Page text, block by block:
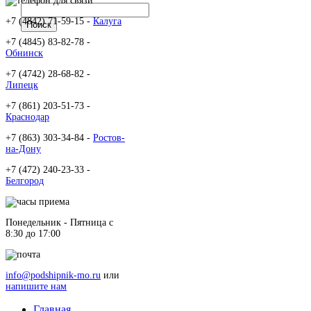
+7 (4842) 71-59-15 -Калуга
+7 (4845) 83-82-78 -
Обнинск
+7 (4742) 28-68-82 -
Липецк
+7 (861) 203-51-73 -
Краснодар
+7 (863) 303-34-84 - Ростов-
на-Дону
+7 (472) 240-23-33 -
Белгород
Понедельник - Пятница c
8:30 до 17:00
info@podshipnik-mo.ru или
напишите нам